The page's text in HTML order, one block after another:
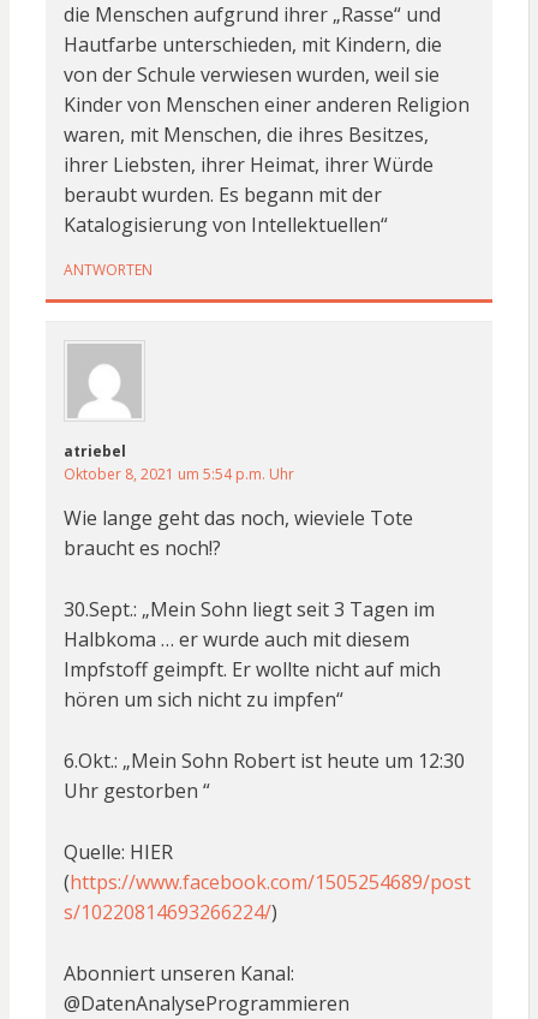
die Menschen aufgrund ihrer „Rasse“ und
Hautfarbe unterschieden, mit Kindern, die
von der Schule verwiesen wurden, weil sie
Kinder von Menschen einer anderen Religion
waren, mit Menschen, die ihres Besitzes,
ihrer Liebsten, ihrer Heimat, ihrer Würde
beraubt wurden. Es begann mit der
Katalogisierung von Intellektuellen“
ANTWORTEN
atriebel
Oktober 8, 2021 um 5:54 p.m. Uhr
Wie lange geht das noch, wieviele Tote
braucht es noch!?
30.Sept.: „Mein Sohn liegt seit 3 Tagen im
Halbkoma … er wurde auch mit diesem
Impfstoff geimpft. Er wollte nicht auf mich
hören um sich nicht zu impfen“
6.Okt.: „Mein Sohn Robert ist heute um 12:30
Uhr gestorben “
Quelle: HIER
(https://www.facebook.com/1505254689/post
s/10220814693266224/)
Abonniert unseren Kanal:
@DatenAnalyseProgrammieren